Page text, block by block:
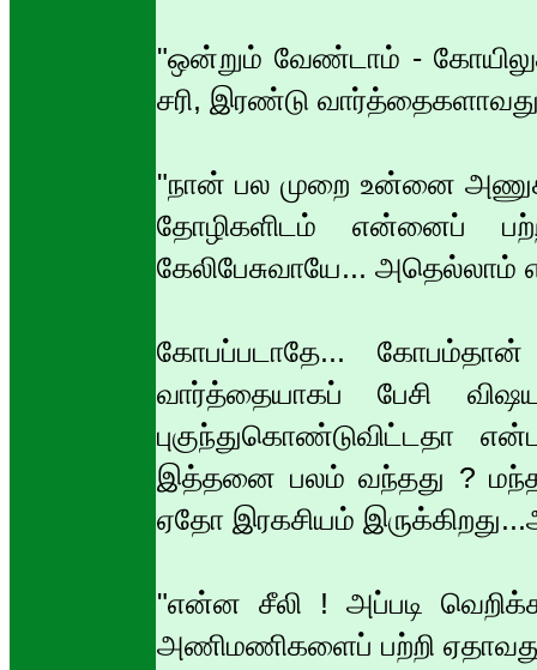
"ஒன்றும் வேண்டாம் -
சரி, இரண்டு
"நான் பல முறை உன்னை
தோழிகளிடம் என்னைப்
கேலிபேசுவாயே... அதெல்லாம்
கோபப்படாதே...
வார்த்தையாகப் பேசி
புகுந்துகொண்டுவிட்டதா
இத்தனை பலம் வந்தது ? மந்த
ஏதோ இரகசியம்
"என்ன சீலி ! அப்படி
அணிமணிகளைப் பற்றி